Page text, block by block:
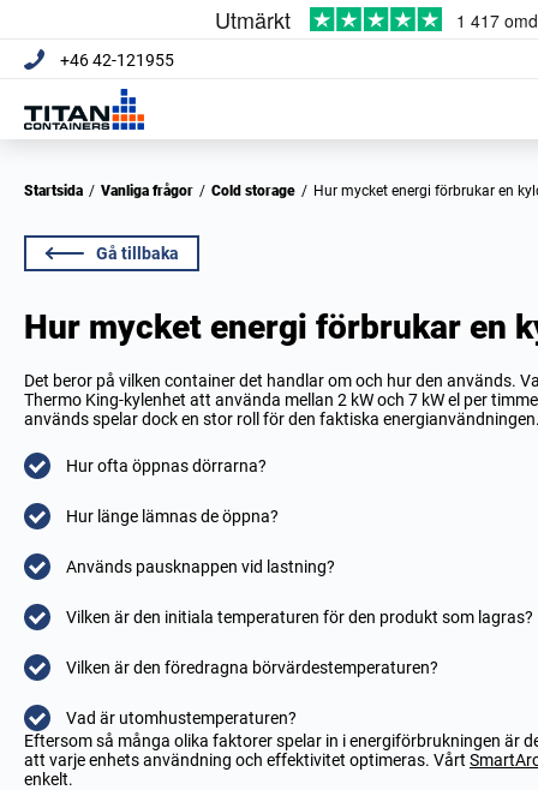
+46 42-121955
Startsida / Vanliga frågor / Cold storage / Hur mycket energi förbrukar en
Gå tillbaka
Hur mycket energi förbrukar en
Det beror på vilken container det handlar om och hur den används.
Thermo King-kylenhet att använda mellan 2 kW och 7 kW el per
används spelar dock en stor roll för den faktiska
Hur ofta öppnas dörrarna?
Hur länge lämnas de öppna?
Används pausknappen vid lastning?
Vilken är den initiala temperaturen för den produkt som lagras?
Vilken är den föredragna börvärdestemperaturen?
Vad är utomhustemperaturen?
Eftersom så många olika faktorer spelar in i energiförbrukningen är
att varje enhets användning och effektivitet optimeras. Vårt
enkelt.